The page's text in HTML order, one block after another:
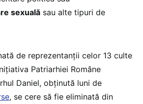
sexuală sau alte tipuri de
de reprezentanții celor 13 culte
Patriarhiei Române
Daniel, obținută luni de
, se cere să fie eliminată din